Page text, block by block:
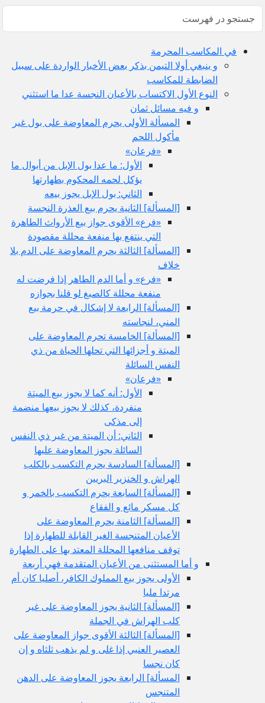
في المكاسب المحرمة
و ينبغي أولا التيمن بذكر بعض الأخبار الواردة على سبيل
الضابطة للمكاسب
النوع الأول الاكتساب بالأعيان النجسة عدا ما استثني
و فيه مسائل ثمان
المسألة الأولى يحرم المعاوضة على بول غير
مأكول اللحم
«فرعان»
الأول: ما عدا بول الإبل من أبوال ما
يؤكل لحمه المحكوم بطهارتها
الثاني: بول الإبل يجوز بيعه
[المسألة] الثانية يحرم بيع العذرة النجسة
«فرع» الأقوى جواز بيع الأرواث الطاهرة
التي ينتفع بها منفعة محللة مقصودة
[المسألة] الثالثة يحرم المعاوضة على الدم بلا
خلاف
«فرع» و أما الدم الطاهر إذا فرضت له
منفعة محللة كالصبغ لو قلنا بجوازه
[المسألة] الرابعة لا إشكال في حرمة بيع
المني، لنجاسته
[المسألة] الخامسة تحرم المعاوضة على
الميتة و أجزائها التي تحلها الحياة من ذي
النفس السائلة
«فرعان»
الأول: أنه كما لا يجوز بيع الميتة
منفردة، كذلك لا يجوز بيعها منضمة
إلى مذكى
الثاني: أن الميتة من غير ذي النفس
السائلة يجوز المعاوضة عليها
[المسألة] السادسة يحرم التكسب بالكلب
الهراش و الخنزير البريين
[المسألة] السابعة يحرم التكسب بالخمر و
كل مسكر مائع و الفقاع
[المسألة] الثامنة يحرم المعاوضة على
الأعيان المتنجسة الغير القابلة للطهارة إذا
توقف منافعها المحللة المعتد بها على الطهارة
و أما المستثنى من الأعيان المتقدمة فهي أربعة
الأولى يجوز بيع المملوك الكافر، أصليا كان أم
مرتدا مليا
[المسألة] الثانية يجوز المعاوضة على غير
كلب الهراش في الجملة
[المسألة] الثالثة الأقوى جواز المعاوضة على
العصير العنبي إذا غلى و لم يذهب ثلثاه و إن
كان نجسا
المسألة] الرابعة يجوز المعاوضة على الدهن
المتنجس